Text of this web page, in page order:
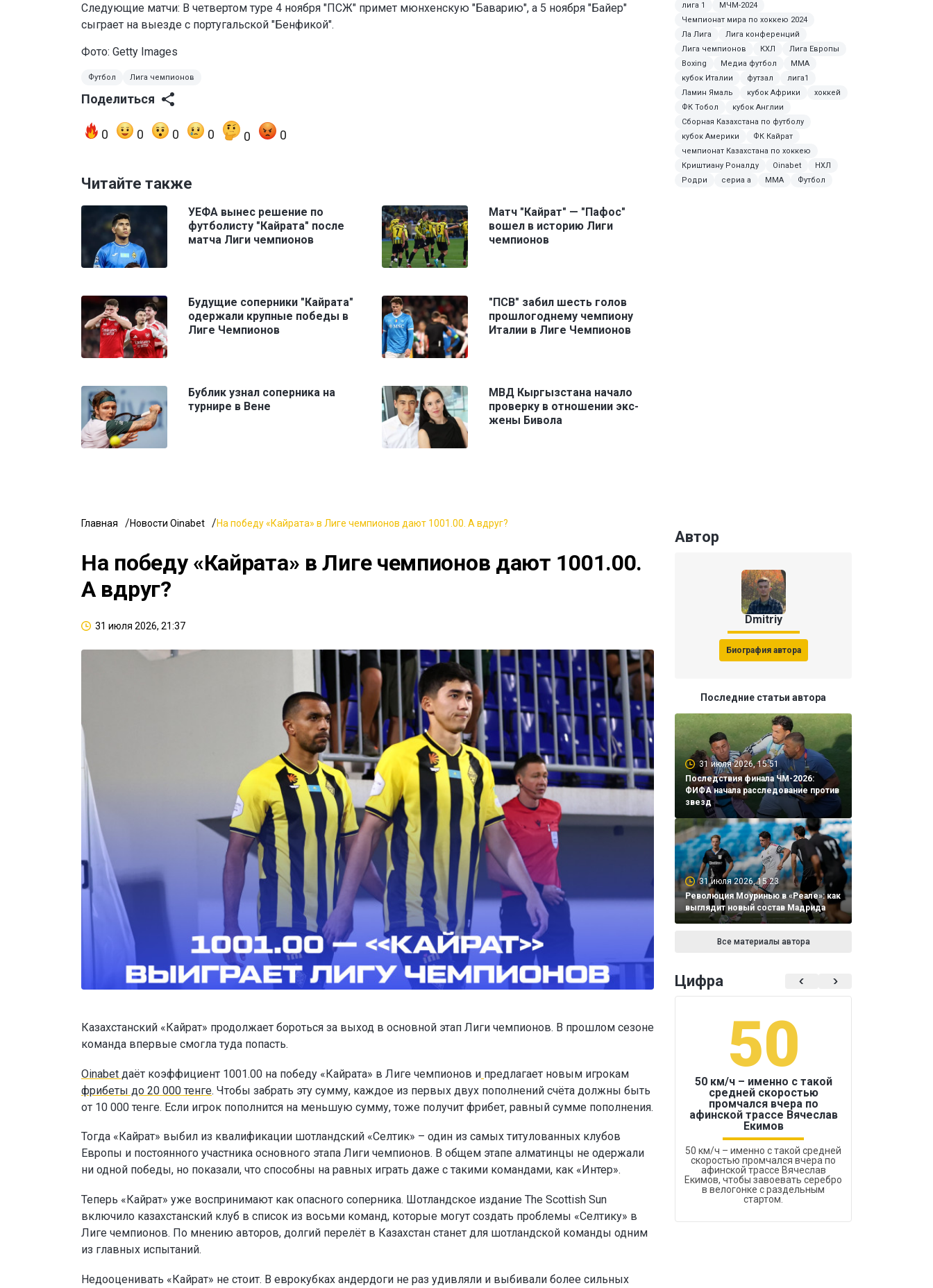
Следующие матчи: В четвертом туре 4 ноября "ПСЖ" примет мюнхенскую "Баварию", а 5 ноября "Байер"
сыграет на выезде с португальской "Бенфикой".
Фото: Getty Images
Футбол Лига чемпионов
Поделиться
0 0 0 0 0 0
Читайте также
УЕФА вынес решение по
футболисту "Кайрата" после
матча Лиги чемпионов
Матч "Кайрат" — "Пафос"
вошел в историю Лиги
чемпионов
Будущие соперники "Кайрата"
одержали крупные победы в
Лиге Чемпионов
"ПСВ" забил шесть голов
прошлогоднему чемпиону
Италии в Лиге Чемпионов
Бублик узнал соперника на
турнире в Вене
МВД Кыргызстана начало
проверку в отношении экс-
жены Бивола
лига 1
МЧМ-2024
Чемпионат мира по хоккею 2024
Ла Лига
Лига конференций
Лига чемпионов
КХЛ
Лига Европы
Boxing
Медиа футбол
ММА
кубок Италии
футзал
лига1
Ламин Ямаль
кубок Африки
хоккей
ФК Тобол
кубок Англии
Сборная Казахстана по футболу
кубок Америки
ФК Кайрат
чемпионат Казахстана по хоккею
Криштиану Роналду
Oinabet
НХЛ
Родри
сериа а MMA Футбол
Главная Новости Oinabet На победу «Кайрата» в Лиге чемпионов дают 1001.00. А вдруг?
На победу «Кайрата» в Лиге чемпионов дают 1001.00.
А вдруг?
31 июля 2026, 21:37
Казахстанский «Кайрат» продолжает бороться за выход в основной этап Лиги чемпионов. В прошлом сезоне
команда впервые смогла туда попасть.
Oinabet даёт коэффициент 1001.00 на победу «Кайрата» в Лиге чемпионов и предлагает новым игрокам
фрибеты до 20 000 тенге. Чтобы забрать эту сумму, каждое из первых двух пополнений счёта должны быть
от 10 000 тенге. Если игрок пополнится на меньшую сумму, тоже получит фрибет, равный сумме пополнения.
Тогда «Кайрат» выбил из квалификации шотландский «Селтик» – один из самых титулованных клубов
Европы и постоянного участника основного этапа Лиги чемпионов. В общем этапе алматинцы не одержали
ни одной победы, но показали, что способны на равных играть даже с такими командами, как «Интер».
Теперь «Кайрат» уже воспринимают как опасного соперника. Шотландское издание The Scottish Sun
включило казахстанский клуб в список из восьми команд, которые могут создать проблемы «Селтику» в
Лиге чемпионов. По мнению авторов, долгий перелёт в Казахстан станет для шотландской команды одним
из главных испытаний.
Недооценивать «Кайрат» не стоит. В еврокубках андердоги не раз удивляли и выбивали более сильных
Автор
Dmitriy
Биография автора
Последние статьи автора
31 июля 2026, 15:51
Последствия финала ЧМ-2026:
ФИФА начала расследование против
звезд
31 июля 2026, 15:23
Революция Моуринью в «Реале»: как
выглядит новый состав Мадрида
Все материалы автора
Цифра
50
50 км/ч – именно с такой
средней скоростью
промчался вчера по
афинской трассе Вячеслав
Екимов
50 км/ч – именно с такой средней
скоростью промчался вчера по
афинской трассе Вячеслав
Екимов, чтобы завоевать серебро
в велогонке с раздельным
стартом.